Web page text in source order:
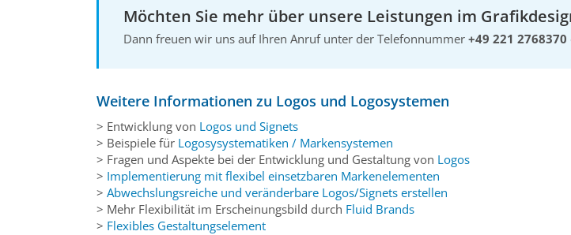
Möchten Sie mehr über unsere Leistungen im
Dann freuen wir uns auf Ihren Anruf unter der Telefonnummer +49 221 2768370
Weitere Informationen zu Logos und Logosystemen
> Entwicklung von Logos und Signets
> Beispiele für Logosysystematiken / Markensystemen
> Fragen und Aspekte bei der Entwicklung und Gestaltung von Logos
> Implementierung mit flexibel einsetzbaren Markenelementen
> Abwechslungsreiche und veränderbare Logos/Signets erstellen
> Mehr Flexibilität im Erscheinungsbild durch Fluid Brands
> Flexibles Gestaltungselement